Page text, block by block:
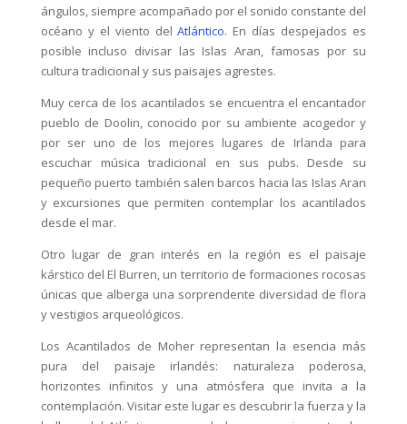
ángulos, siempre acompañado por el sonido constante del
océano y el viento delAtlántico. En días despejados es
posible incluso divisar las Islas Aran, famosas por su
cultura tradicional y sus paisajes agrestes.
Muy cerca de los acantilados se encuentra el encantador
pueblo de Doolin, conocido por su ambiente acogedor y
por ser uno de los mejores lugares de Irlanda para
escuchar música tradicional en sus pubs. Desde su
pequeño puerto también salen barcos hacia las Islas Aran
y excursiones que permiten contemplar los acantilados
desde el mar.
Otro lugar de gran interés en la región es el paisaje
kárstico del El Burren, un territorio de formaciones rocosas
únicas que alberga una sorprendente diversidad de flora
y vestigios arqueológicos.
Los Acantilados de Moher representan la esencia más
pura del paisaje irlandés: naturaleza poderosa,
horizontes infinitos y una atmósfera que invita a la
contemplación. Visitar este lugar es descubrir la fuerza y la